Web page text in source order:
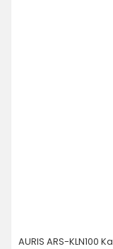
AURIS ARS-KLN100